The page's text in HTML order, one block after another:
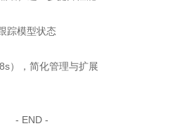
踪模型状态
），简化管理与扩展
- END -